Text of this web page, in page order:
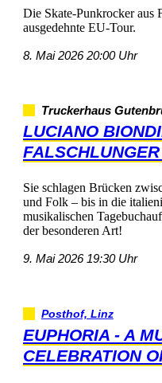
DieSkate-
ausgedehnteEU-Tour.
8.Mai202620:00Uhr
derbesonderenArt!
9.Mai202619:30Uhr
Posthof,Linz
EUPHORIA-